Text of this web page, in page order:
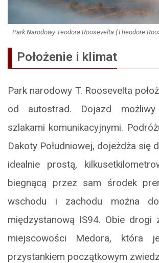
Park Narodowy Teodora Roosevelta (Theodore
Położenie i klimat
Park narodowy T. Roosevelta
od autostrad. Dojazd
szlakami komunikacyjnymi.
Dakoty Południowej, dojeżdża się
idealnie prostą,
biegnącą przez sam środek
wschodu i zachodu można
międzystanową IS94. Obie drogi
miejscowości Medora, która
przystankiem początkowym